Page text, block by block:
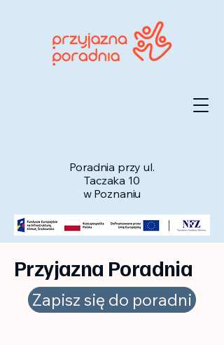
Poradnia przy ul.
Taczaka 10
w Poznaniu
Przyjazna Poradnia
Zapisz się do poradni